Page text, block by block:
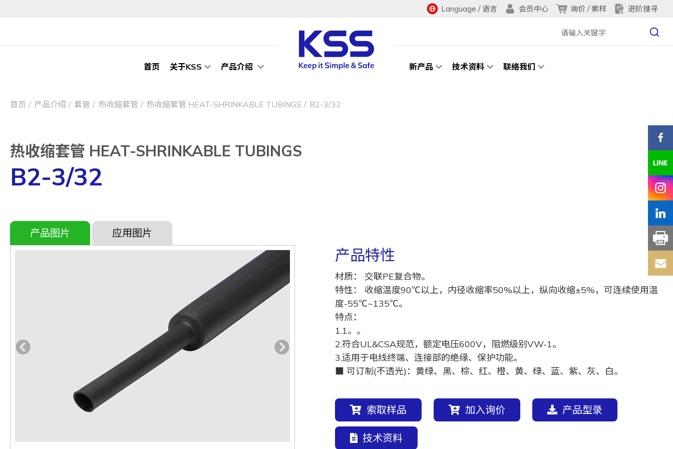
Language / 语言 会员中心 询价 / 索样 进阶搜寻
首页 关于KSS 产品介绍 新产品 技术资料 联络我们
首页 产品介绍 套管 热收缩套管 热收缩套管 HEAT-SHRINKABLE TUBINGS B2-3/32
热收缩套管 HEAT-SHRINKABLE TUBINGS
B2-3/32
产品图片 应用图片
产品特性
材质： 交联PE复合物。
特性： 收缩温度90℃以上，内径收缩率50%以上，纵向收缩±5%，可连续使用温
度-55℃~135℃。
特点：
1.1。。
2.符合UL&CSA规范，额定电压600V，阻燃级别VW-1。
3.适用于电线终端、连接部的绝缘、保护功能。
■ 可订制(不透光)：黄绿、黑、棕、红、橙、黄、绿、蓝、紫、灰、白。
索取样品 加入询价 产品型录
技术资料